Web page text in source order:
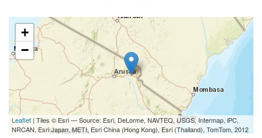
+
−
Leaflet | Tiles © Esri — Source: Esri, DeLorme, NAVTEQ, USGS, Intermap, iPC,
NRCAN, Esri Japan, METI, Esri China (Hong Kong), Esri (Thailand), TomTom, 2012